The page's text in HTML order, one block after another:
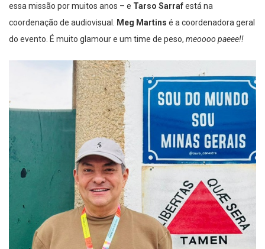
essa missão por muitos anos – e Tarso Sarrafestá na
coordenação de audiovisual. Meg Martins é a coordenadora geral
do evento. É muito glamour e um time de peso, meoooo paeee!!